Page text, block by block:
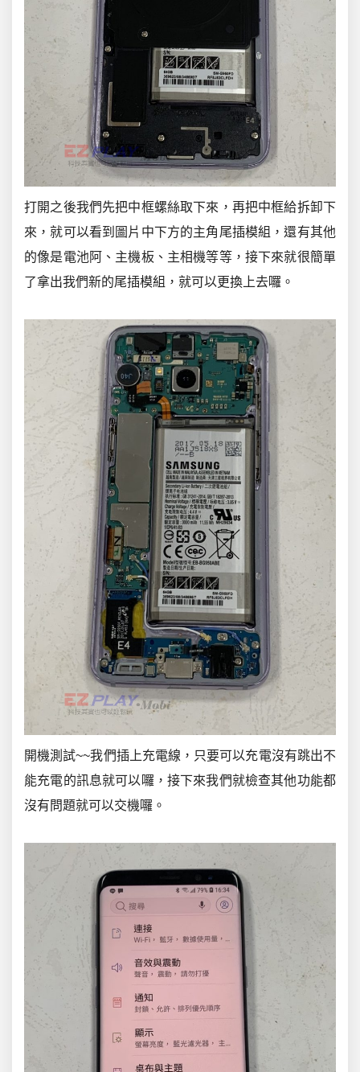
打開之後我們先把中框螺絲取下來，再把中框給拆卸下
來，就可以看到圖片中下方的主角尾插模組，還有其他
的像是電池阿、主機板、主相機等等，接下來就很簡單
了拿出我們新的尾插模組，就可以更換上去囉。
開機測試~~我們插上充電線，只要可以充電沒有跳出不
能充電的訊息就可以囉，接下來我們就檢查其他功能都
沒有問題就可以交機囉。